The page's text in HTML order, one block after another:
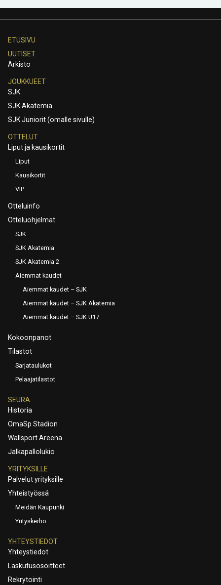
ETUSIVU
UUTISET
Arkisto
JOUKKUEET
SJK
SJK Akatemia
SJK Juniorit (omalle sivulle)
OTTELUT
Liput ja kausikortit
Liput
Kausikortit
VIP
Otteluinfo
Otteluohjelmat
SJK
SJK Akatemia
SJK Akatemia 2
Aiemmat kaudet
Aiemmat kaudet – SJK
Aiemmat kaudet – SJK Akatemia
Aiemmat kaudet – SJK U17
Kokoonpanot
Tilastot
Sarjataulukot
Pelaajatilastot
SEURA
Historia
OmaSp Stadion
Wallsport Areena
Jalkapallolukio
YRITYKSILLE
Palvelut yrityksille
Yhteistyössä
Meidän Kaupunki
Yrityskerho
YHTEYSTIEDOT
Yhteystiedot
Laskutusosoitteet
Rekrytointi